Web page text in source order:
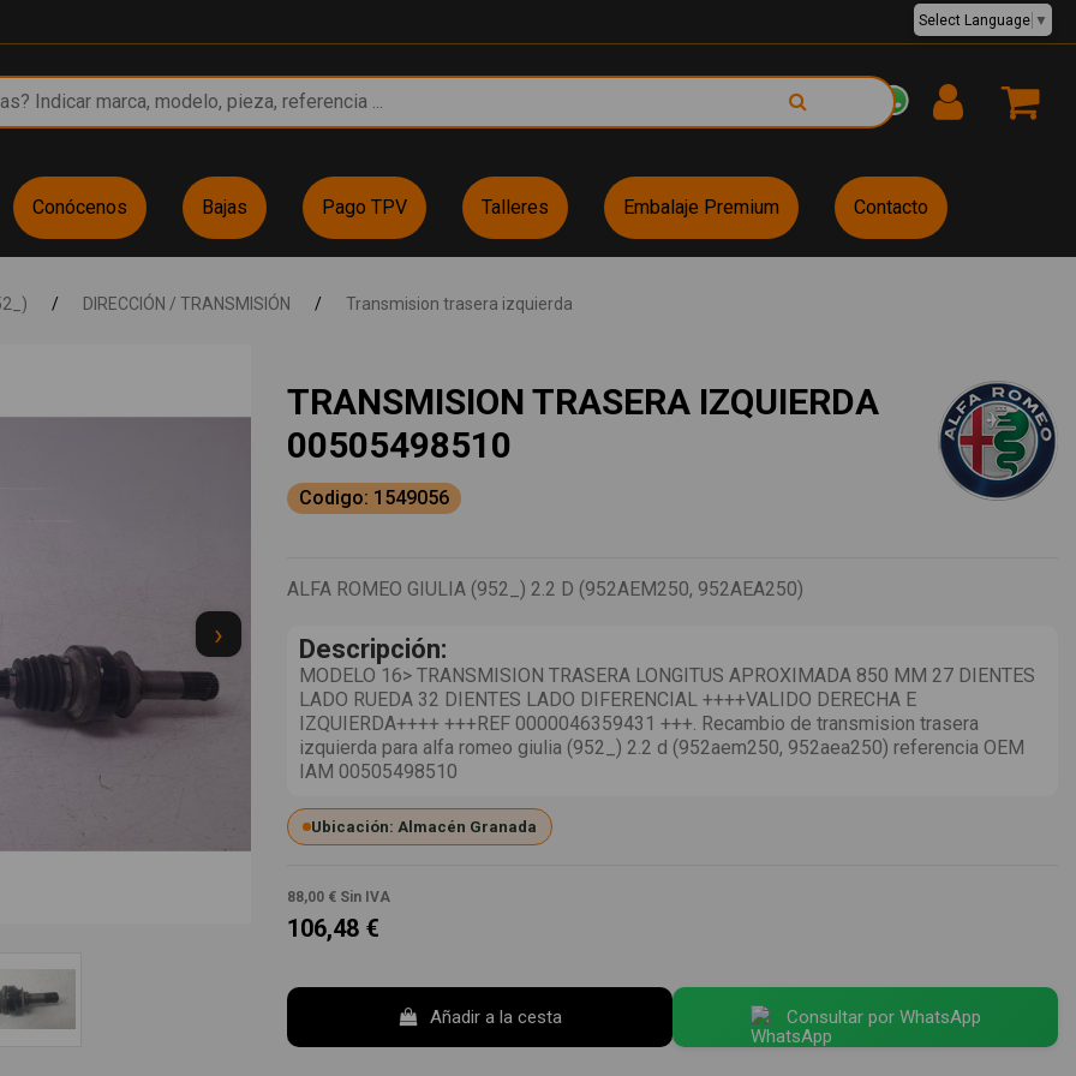
EUR €
Select Language ▼
Conócenos Bajas Pago TPV Talleres Embalaje Premium Contacto
/ DIRECCIÓN / TRANSMISIÓN / Transmision trasera izquierda
›
TRANSMISION TRASERA IZQUIERDA
00505498510
Codigo: 1549056
ALFA ROMEO GIULIA (952_) 2.2 D (952AEM250, 952AEA250)
Descripción:
MODELO 16> TRANSMISION TRASERA LONGITUS APROXIMADA 850 MM 27 DIENTES
LADO RUEDA 32 DIENTES LADO DIFERENCIAL ++++VALIDO DERECHA E
IZQUIERDA++++ +++REF 0000046359431 +++. Recambio de transmision trasera
izquierda para alfa romeo giulia (952_) 2.2 d (952aem250, 952aea250) referencia OEM
IAM 00505498510
Ubicación: Almacén Granada
88,00 € Sin IVA
106,48 €
Añadir a la cesta Consultar por WhatsApp